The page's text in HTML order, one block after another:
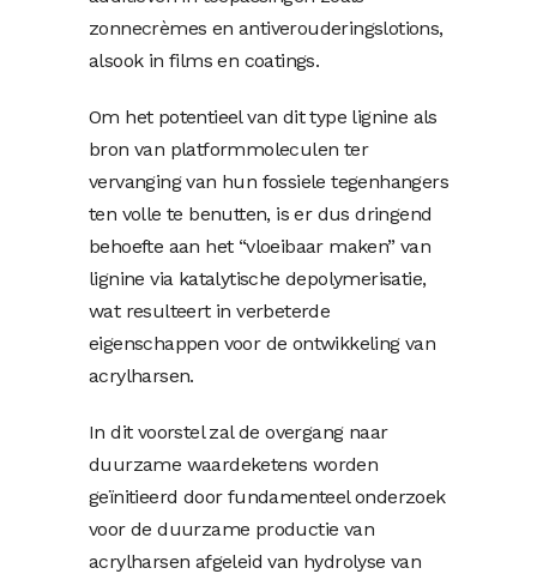
zonnecrèmes en antiverouderingslotions,
alsook in films en coatings.
Om het potentieel van dit type lignine als
bron van platformmoleculen ter
vervanging van hun fossiele tegenhangers
ten volle te benutten, is er dus dringend
behoefte aan het “vloeibaar maken” van
lignine via katalytische depolymerisatie,
wat resulteert in verbeterde
eigenschappen voor de ontwikkeling van
acrylharsen.
In dit voorstel zal de overgang naar
duurzame waardeketens worden
geïnitieerd door fundamenteel onderzoek
voor de duurzame productie van
acrylharsen afgeleid van hydrolyse van